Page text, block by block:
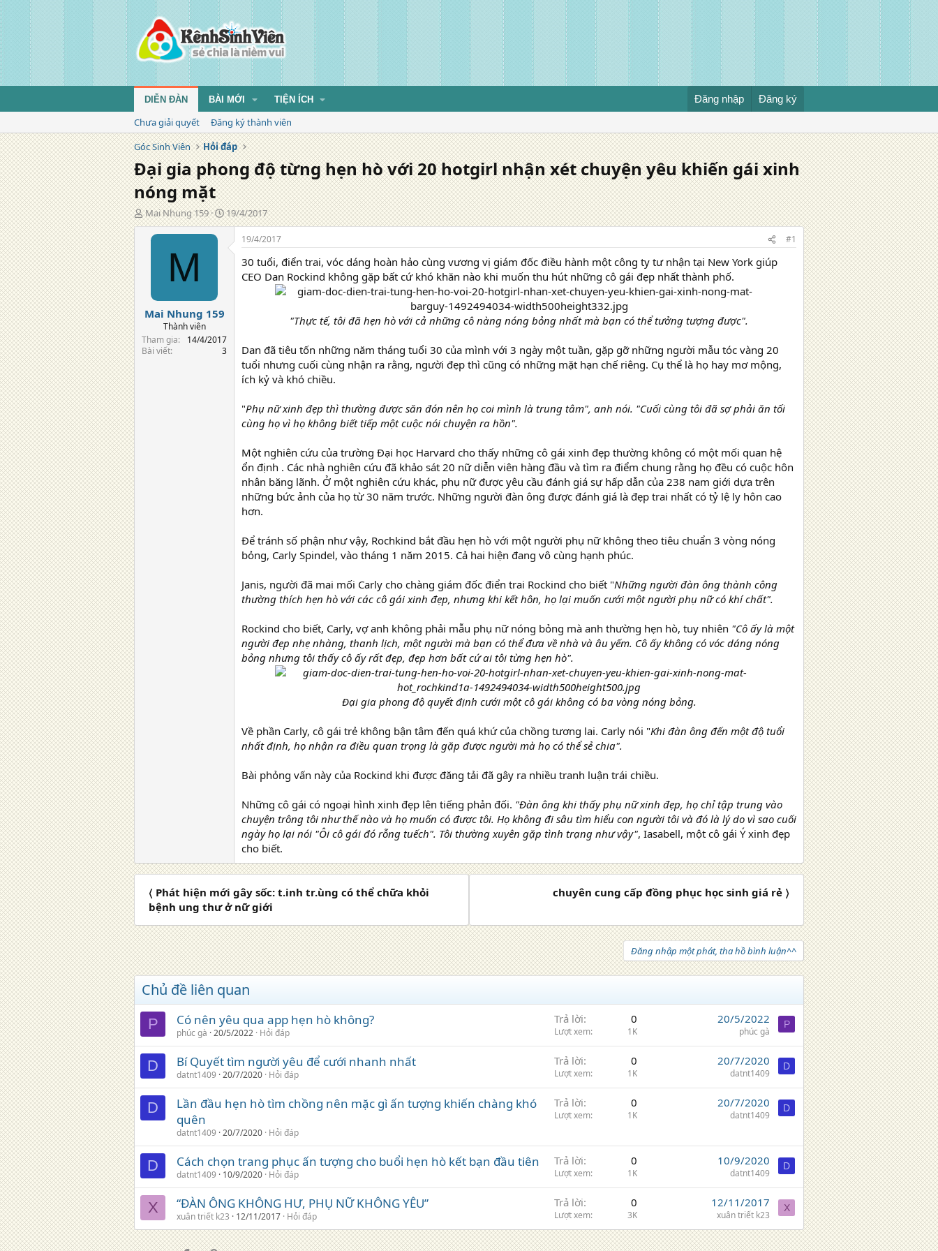
DIỄN ĐÀN BÀI MỚI TIỆN ÍCH Đăng nhập Đăng ký
Chưa giải quyết
Đăng ký thành viên
Góc Sinh Viên
Hỏi đáp
Đại gia phong độ từng hẹn hò với 20 hotgirl nhận xét chuyện yêu khiến gái xinh
nóng mặt
T
á
Mai Nhung 159
N
g
y
19/4/2017
M
Mai Nhung 159
Thành viên
Tham gia
14/4/2017
Bài viết
3
19/4/2017 #1
30 tuổi, điển trai, vóc dáng hoàn hảo cùng vương vị giám đốc điều hành một công ty tư nhận tại New York giúp
CEO Dan Rockind không gặp bất cứ khó khăn nào khi muốn thu hút những cô gái đẹp nhất thành phố.
"Thực tế, tôi đã hẹn hò với cả những cô nàng nóng bỏng nhất mà bạn có thể tưởng tượng được".
Dan đã tiêu tốn những năm tháng tuổi 30 của mình với 3 ngày một tuần, gặp gỡ những người mẫu tóc vàng 20
tuổi nhưng cuối cùng nhận ra rằng, người đẹp thì cũng có những mặt hạn chế riêng. Cụ thể là họ hay mơ mộng,
ích kỷ và khó chiều.
"Phụ nữ xinh đẹp thì thường được săn đón nên họ coi mình là trung tâm", anh nói. "Cuối cùng tôi đã sợ phải ăn tối
cùng họ vì họ không biết tiếp một cuộc nói chuyện ra hồn".
Một nghiên cứu của trường Đại học Harvard cho thấy những cô gái xinh đẹp thường không có một mối quan hệ
ổn định . Các nhà nghiên cứu đã khảo sát 20 nữ diễn viên hàng đầu và tìm ra điểm chung rằng họ đều có cuộc hôn
nhân băng lãnh. Ở một nghiên cứu khác, phụ nữ được yêu cầu đánh giá sự hấp dẫn của 238 nam giới dựa trên
những bức ảnh của họ từ 30 năm trước. Những người đàn ông được đánh giá là đẹp trai nhất có tỷ lệ ly hôn cao
hơn.
Để tránh số phận như vậy, Rochkind bắt đầu hẹn hò với một người phụ nữ không theo tiêu chuẩn 3 vòng nóng
bỏng, Carly Spindel, vào tháng 1 năm 2015. Cả hai hiện đang vô cùng hạnh phúc.
Janis, người đã mai mối Carly cho chàng giám đốc điển trai Rockind cho biết "Những người đàn ông thành công
thường thích hẹn hò với các cô gái xinh đẹp, nhưng khi kết hôn, họ lại muốn cưới một người phụ nữ có khí chất".
Rockind cho biết, Carly, vợ anh không phải mẫu phụ nữ nóng bỏng mà anh thường hẹn hò, tuy nhiên "Cô ấy là một
người đẹp nhẹ nhàng, thanh lịch, một người mà bạn có thể đưa về nhà và âu yếm. Cô ấy không có vóc dáng nóng
bỏng nhưng tôi thấy cô ấy rất đẹp, đẹp hơn bất cứ ai tôi từng hẹn hò".
Đại gia phong độ quyết định cưới một cô gái không có ba vòng nóng bỏng.
Về phần Carly, cô gái trẻ không bận tâm đến quá khứ của chồng tương lai. Carly nói "Khi đàn ông đến một độ tuổi
nhất định, họ nhận ra điều quan trọng là gặp được người mà họ có thể sẻ chia".
Bài phỏng vấn này của Rockind khi được đăng tải đã gây ra nhiều tranh luận trái chiều.
Những cô gái có ngoại hình xinh đẹp lên tiếng phản đối. "Đàn ông khi thấy phụ nữ xinh đẹp, họ chỉ tập trung vào
chuyện trông tôi như thế nào và họ muốn có được tôi. Họ không đi sâu tìm hiểu con người tôi và đó là lý do vì sao cuối
ngày họ lại nói "Ôi cô gái đó rỗng tuếch". Tôi thường xuyên gặp tình trạng như vậy", Iasabell, một cô gái Ý xinh đẹp
cho biết.
〈 Phát hiện mới gây sốc: t.inh tr.ùng có thể chữa khỏi
bệnh ung thư ở nữ giới
chuyên cung cấp đồng phục học sinh giá rẻ 〉
Đăng nhập một phát, tha hồ bình luận^^
Chủ đề liên quan
P Có nên yêu qua app hẹn hò không?
phúc gà 20/5/2022 Hỏi đáp
Trả lời 0
Lượt xem 1K
20/5/2022
phúc gà
P
D Bí Quyết tìm người yêu để cưới nhanh nhất
datnt1409 20/7/2020 Hỏi đáp
Trả lời 0
Lượt xem 1K
20/7/2020
datnt1409
D
D
Lần đầu hẹn hò tìm chồng nên mặc gì ấn tượng khiến chàng khó
quên
datnt1409 20/7/2020 Hỏi đáp
Trả lời 0
Lượt xem 1K
20/7/2020
datnt1409
D
D Cách chọn trang phục ấn tượng cho buổi hẹn hò kết bạn đầu tiên
datnt1409 10/9/2020 Hỏi đáp
Trả lời 0
Lượt xem 1K
10/9/2020
datnt1409
D
X “ĐÀN ÔNG KHÔNG HƯ, PHỤ NỮ KHÔNG YÊU”
xuân triết k23 12/11/2017 Hỏi đáp
Trả lời 0
Lượt xem 3K
12/11/2017
xuân triết k23
X